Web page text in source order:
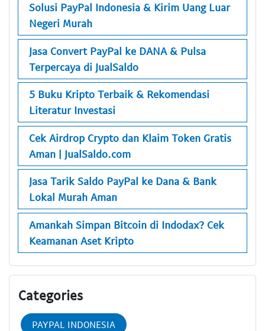
Solusi PayPal Indonesia & Kirim Uang Luar
Negeri Murah
Jasa Convert PayPal ke DANA & Pulsa
Terpercaya di JualSaldo
5 Buku Kripto Terbaik & Rekomendasi
Literatur Investasi
Cek Airdrop Crypto dan Klaim Token Gratis
Aman | JualSaldo.com
Jasa Tarik Saldo PayPal ke Dana & Bank
Lokal Murah Aman
Amankah Simpan Bitcoin di Indodax? Cek
Keamanan Aset Kripto
Categories
PAYPAL INDONESIA